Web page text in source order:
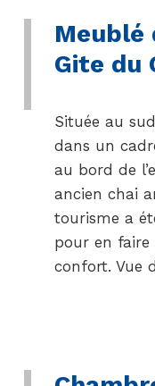
Meublé
Gite du
Située au
dans un
au bord de
ancien chai
tourisme a
pour en
confort. Vue